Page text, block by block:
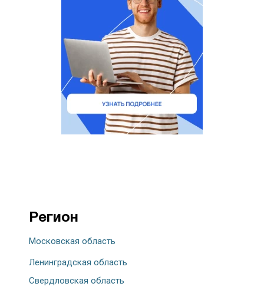
Регион
Московская область
Ленинградская область
Свердловская область